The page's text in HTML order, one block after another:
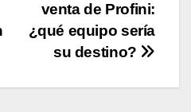
venta de Profini:
¿qué equipo sería
su destino?